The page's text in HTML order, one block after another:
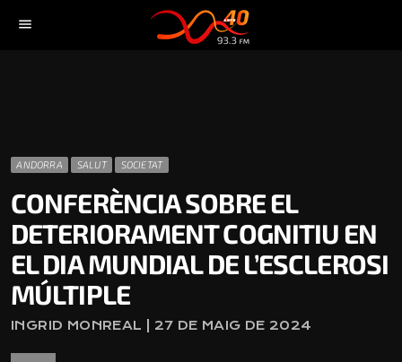
menu
ANDORRA SALUT SOCIETAT
CONFERÈNCIA SOBRE EL
DETERIORAMENT COGNITIU EN
EL DIA MUNDIAL DE L’ESCLEROSI
MÚLTIPLE
INGRID MONREAL | 27 DE MAIG DE 2024